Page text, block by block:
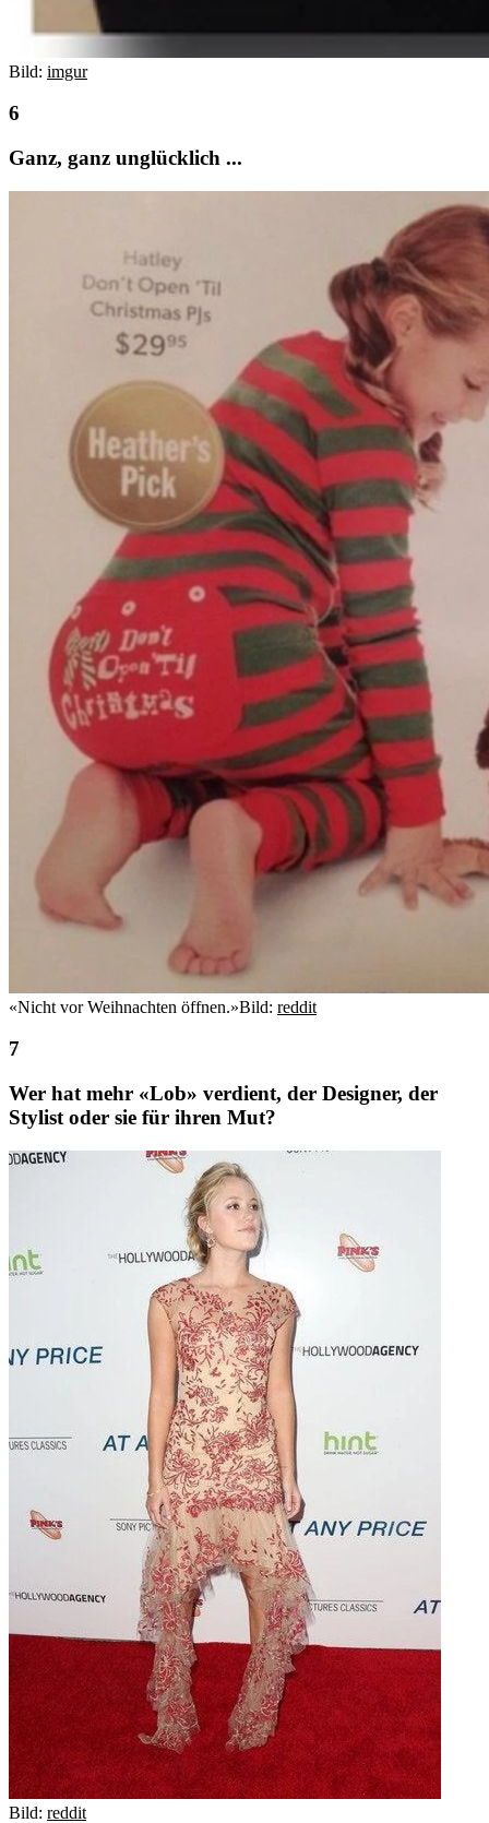
Bild: imgur
Ganz, ganz unglücklich ...
«Nicht vor Weihnachten öffnen.»Bild: reddit
Wer hat mehr «Lob» verdient, der Designer, der
Stylist oder sie für ihren Mut?
Bild: reddit